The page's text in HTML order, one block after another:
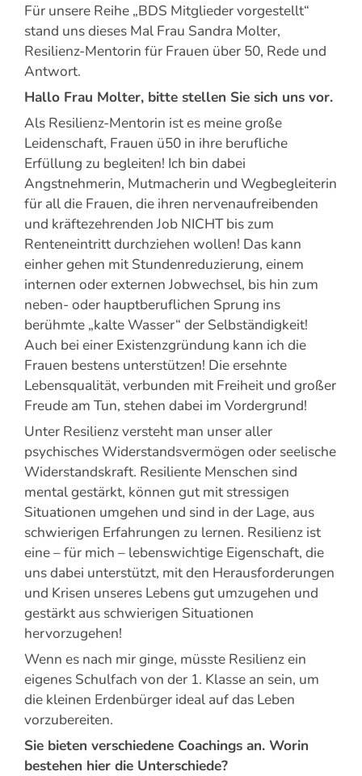
Für unsere Reihe „BDS Mitglieder vorgestellt“
stand uns dieses Mal Frau Sandra Molter,
Resilienz-Mentorin für Frauen über 50, Rede und
Antwort.
Hallo Frau Molter, bitte stellen Sie sich uns vor.
Als Resilienz-Mentorin ist es meine große
Leidenschaft, Frauen ü50 in ihre berufliche
Erfüllung zu begleiten! Ich bin dabei
Angstnehmerin, Mutmacherin und Wegbegleiterin
für all die Frauen, die ihren nervenaufreibenden
und kräftezehrenden Job NICHT bis zum
Renteneintritt durchziehen wollen! Das kann
einher gehen mit Stundenreduzierung, einem
internen oder externen Jobwechsel, bis hin zum
neben- oder hauptberuflichen Sprung ins
berühmte „kalte Wasser“ der Selbständigkeit!
Auch bei einer Existenzgründung kann ich die
Frauen bestens unterstützen! Die ersehnte
Lebensqualität, verbunden mit Freiheit und großer
Freude am Tun, stehen dabei im Vordergrund!
Unter Resilienz versteht man unser aller
psychisches Widerstandsvermögen oder seelische
Widerstandskraft. Resiliente Menschen sind
mental gestärkt, können gut mit stressigen
Situationen umgehen und sind in der Lage, aus
schwierigen Erfahrungen zu lernen. Resilienz ist
eine – für mich – lebenswichtige Eigenschaft, die
uns dabei unterstützt, mit den Herausforderungen
und Krisen unseres Lebens gut umzugehen und
gestärkt aus schwierigen Situationen
hervorzugehen!
Wenn es nach mir ginge, müsste Resilienz ein
eigenes Schulfach von der 1. Klasse an sein, um
die kleinen Erdenbürger ideal auf das Leben
vorzubereiten.
Sie bieten verschiedene Coachings an. Worin
bestehen hier die Unterschiede?